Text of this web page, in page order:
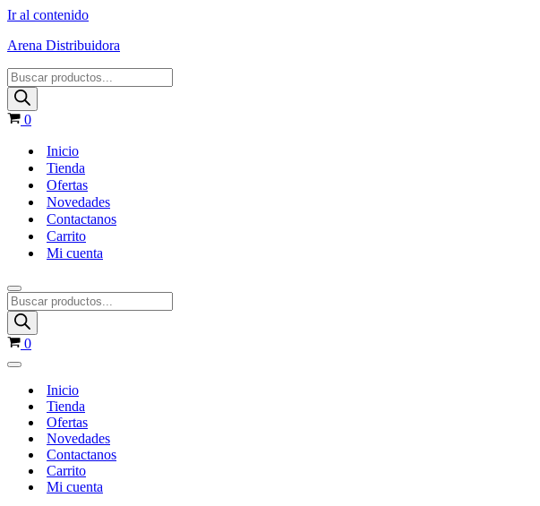
Ir al contenido
Arena Distribuidora
0
Inicio
Tienda
Ofertas
Novedades
Contactanos
Carrito
Mi cuenta
0
Inicio
Tienda
Ofertas
Novedades
Contactanos
Carrito
Mi cuenta